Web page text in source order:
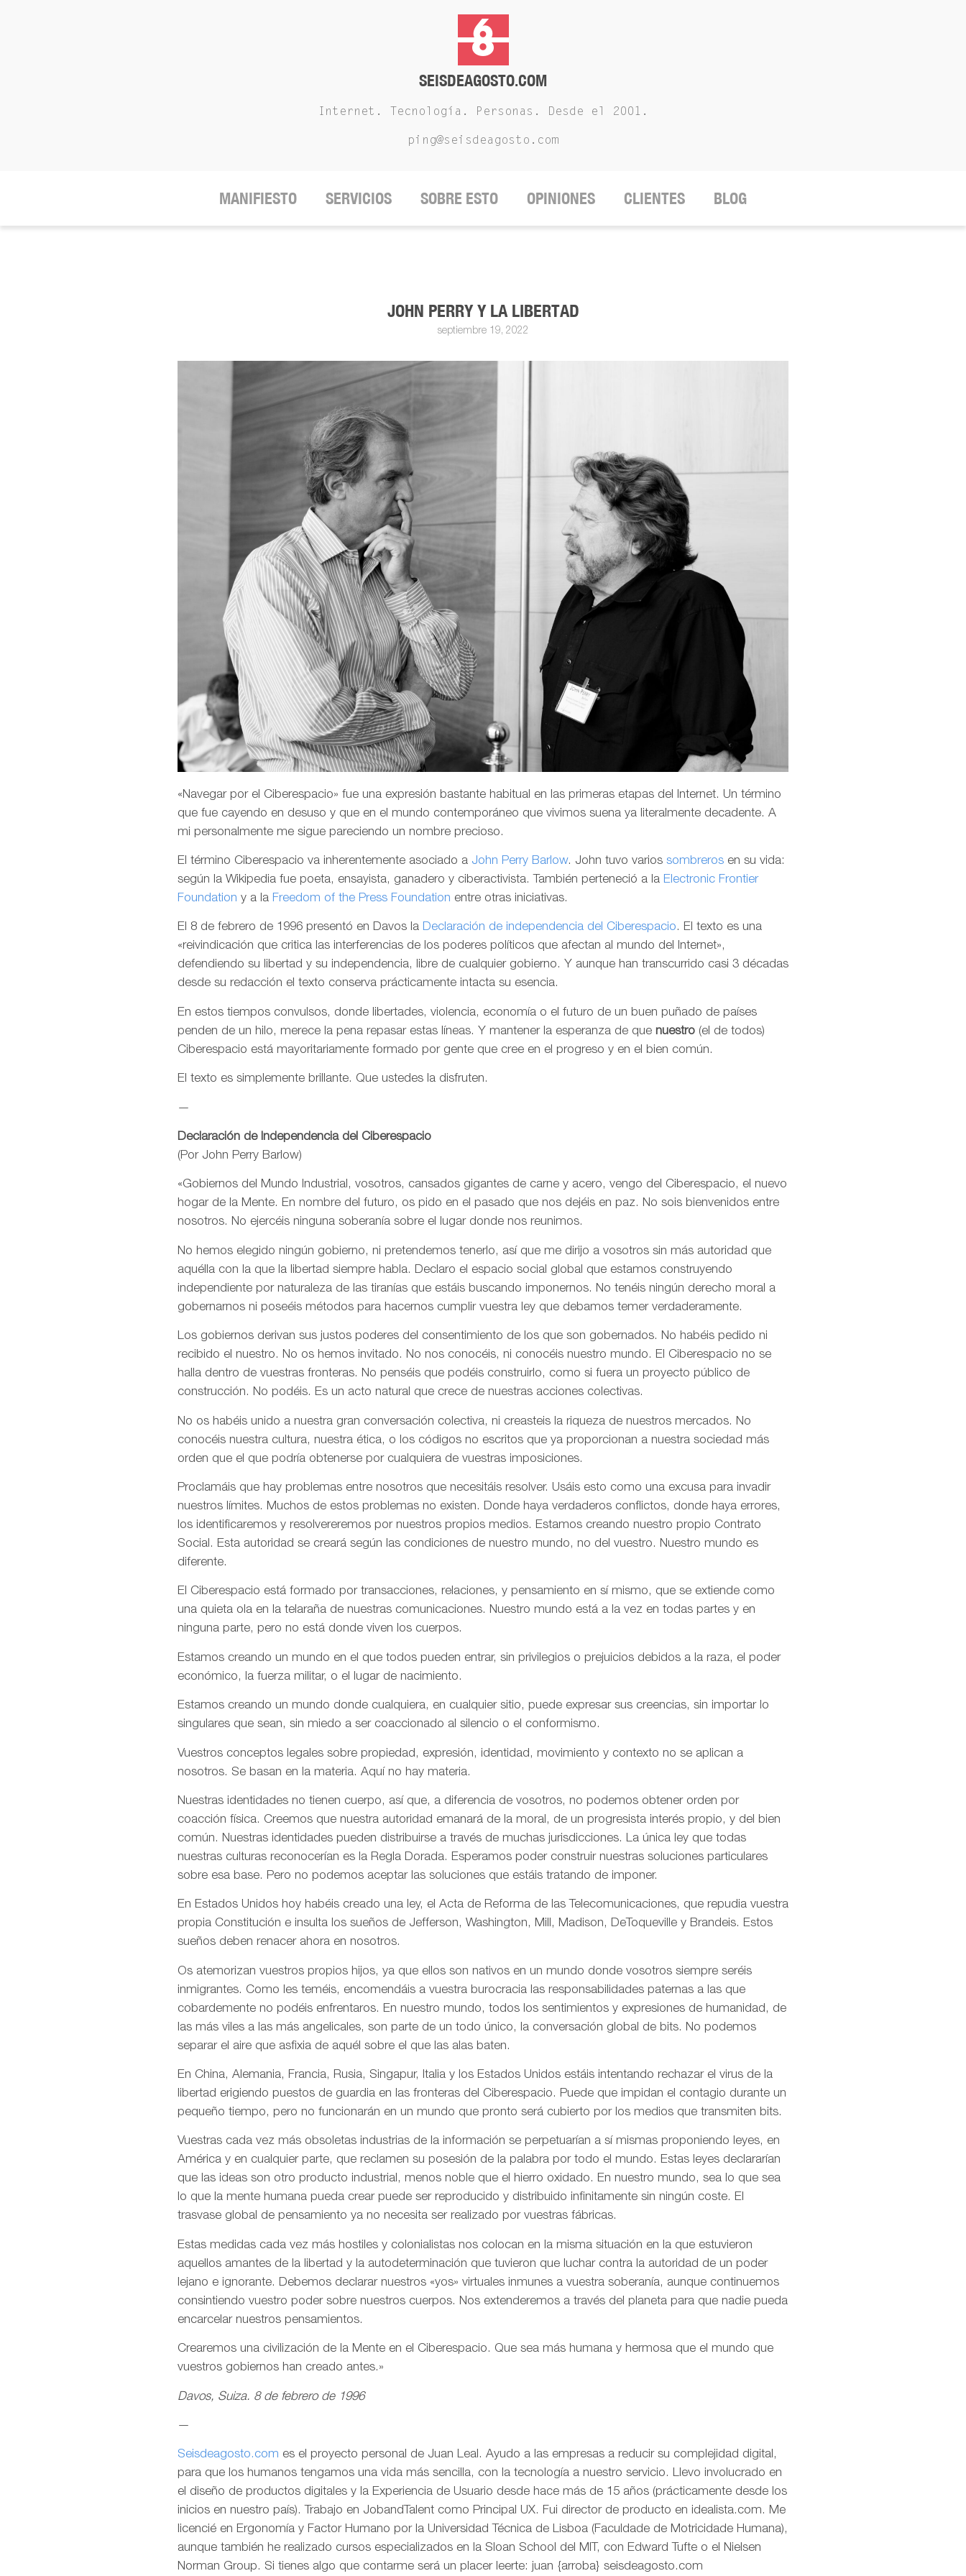
SEISDEAGOSTO.COM
Internet. Tecnología. Personas. Desde el 2001.
ping@seisdeagosto.com
MANIFIESTO SERVICIOS SOBRE ESTO OPINIONES CLIENTES BLOG
JOHN PERRY Y LA LIBERTAD
septiembre 19, 2022
«Navegar por el Ciberespacio» fue una expresión bastante habitual en las primeras etapas del Internet. Un término
que fue cayendo en desuso y que en el mundo contemporáneo que vivimos suena ya literalmente decadente. A
mi personalmente me sigue pareciendo un nombre precioso.
El término Ciberespacio va inherentemente asociado a John Perry Barlow. John tuvo varios sombreros en su vida:
según la Wikipedia fue poeta, ensayista, ganadero y ciberactivista. También perteneció a la Electronic Frontier
Foundation y a la Freedom of the Press Foundation entre otras iniciativas.
El 8 de febrero de 1996 presentó en Davos la Declaración de independencia del Ciberespacio. El texto es una
«reivindicación que critica las interferencias de los poderes políticos que afectan al mundo del Internet»,
defendiendo su libertad y su independencia, libre de cualquier gobierno. Y aunque han transcurrido casi 3 décadas
desde su redacción el texto conserva prácticamente intacta su esencia.
En estos tiempos convulsos, donde libertades, violencia, economía o el futuro de un buen puñado de países
penden de un hilo, merece la pena repasar estas líneas. Y mantener la esperanza de que nuestro (el de todos)
Ciberespacio está mayoritariamente formado por gente que cree en el progreso y en el bien común.
El texto es simplemente brillante. Que ustedes la disfruten.
—
Declaración de Independencia del Ciberespacio
(Por John Perry Barlow)
«Gobiernos del Mundo Industrial, vosotros, cansados gigantes de carne y acero, vengo del Ciberespacio, el nuevo
hogar de la Mente. En nombre del futuro, os pido en el pasado que nos dejéis en paz. No sois bienvenidos entre
nosotros. No ejercéis ninguna soberanía sobre el lugar donde nos reunimos.
No hemos elegido ningún gobierno, ni pretendemos tenerlo, así que me dirijo a vosotros sin más autoridad que
aquélla con la que la libertad siempre habla. Declaro el espacio social global que estamos construyendo
independiente por naturaleza de las tiranías que estáis buscando imponernos. No tenéis ningún derecho moral a
gobernarnos ni poseéis métodos para hacernos cumplir vuestra ley que debamos temer verdaderamente.
Los gobiernos derivan sus justos poderes del consentimiento de los que son gobernados. No habéis pedido ni
recibido el nuestro. No os hemos invitado. No nos conocéis, ni conocéis nuestro mundo. El Ciberespacio no se
halla dentro de vuestras fronteras. No penséis que podéis construirlo, como si fuera un proyecto público de
construcción. No podéis. Es un acto natural que crece de nuestras acciones colectivas.
No os habéis unido a nuestra gran conversación colectiva, ni creasteis la riqueza de nuestros mercados. No
conocéis nuestra cultura, nuestra ética, o los códigos no escritos que ya proporcionan a nuestra sociedad más
orden que el que podría obtenerse por cualquiera de vuestras imposiciones.
Proclamáis que hay problemas entre nosotros que necesitáis resolver. Usáis esto como una excusa para invadir
nuestros límites. Muchos de estos problemas no existen. Donde haya verdaderos conflictos, donde haya errores,
los identificaremos y resolvereremos por nuestros propios medios. Estamos creando nuestro propio Contrato
Social. Esta autoridad se creará según las condiciones de nuestro mundo, no del vuestro. Nuestro mundo es
diferente.
El Ciberespacio está formado por transacciones, relaciones, y pensamiento en sí mismo, que se extiende como
una quieta ola en la telaraña de nuestras comunicaciones. Nuestro mundo está a la vez en todas partes y en
ninguna parte, pero no está donde viven los cuerpos.
Estamos creando un mundo en el que todos pueden entrar, sin privilegios o prejuicios debidos a la raza, el poder
económico, la fuerza militar, o el lugar de nacimiento.
Estamos creando un mundo donde cualquiera, en cualquier sitio, puede expresar sus creencias, sin importar lo
singulares que sean, sin miedo a ser coaccionado al silencio o el conformismo.
Vuestros conceptos legales sobre propiedad, expresión, identidad, movimiento y contexto no se aplican a
nosotros. Se basan en la materia. Aquí no hay materia.
Nuestras identidades no tienen cuerpo, así que, a diferencia de vosotros, no podemos obtener orden por
coacción física. Creemos que nuestra autoridad emanará de la moral, de un progresista interés propio, y del bien
común. Nuestras identidades pueden distribuirse a través de muchas jurisdicciones. La única ley que todas
nuestras culturas reconocerían es la Regla Dorada. Esperamos poder construir nuestras soluciones particulares
sobre esa base. Pero no podemos aceptar las soluciones que estáis tratando de imponer.
En Estados Unidos hoy habéis creado una ley, el Acta de Reforma de las Telecomunicaciones, que repudia vuestra
propia Constitución e insulta los sueños de Jefferson, Washington, Mill, Madison, DeToqueville y Brandeis. Estos
sueños deben renacer ahora en nosotros.
Os atemorizan vuestros propios hijos, ya que ellos son nativos en un mundo donde vosotros siempre seréis
inmigrantes. Como les teméis, encomendáis a vuestra burocracia las responsabilidades paternas a las que
cobardemente no podéis enfrentaros. En nuestro mundo, todos los sentimientos y expresiones de humanidad, de
las más viles a las más angelicales, son parte de un todo único, la conversación global de bits. No podemos
separar el aire que asfixia de aquél sobre el que las alas baten.
En China, Alemania, Francia, Rusia, Singapur, Italia y los Estados Unidos estáis intentando rechazar el virus de la
libertad erigiendo puestos de guardia en las fronteras del Ciberespacio. Puede que impidan el contagio durante un
pequeño tiempo, pero no funcionarán en un mundo que pronto será cubierto por los medios que transmiten bits.
Vuestras cada vez más obsoletas industrias de la información se perpetuarían a sí mismas proponiendo leyes, en
América y en cualquier parte, que reclamen su posesión de la palabra por todo el mundo. Estas leyes declararían
que las ideas son otro producto industrial, menos noble que el hierro oxidado. En nuestro mundo, sea lo que sea
lo que la mente humana pueda crear puede ser reproducido y distribuido infinitamente sin ningún coste. El
trasvase global de pensamiento ya no necesita ser realizado por vuestras fábricas.
Estas medidas cada vez más hostiles y colonialistas nos colocan en la misma situación en la que estuvieron
aquellos amantes de la libertad y la autodeterminación que tuvieron que luchar contra la autoridad de un poder
lejano e ignorante. Debemos declarar nuestros «yos» virtuales inmunes a vuestra soberanía, aunque continuemos
consintiendo vuestro poder sobre nuestros cuerpos. Nos extenderemos a través del planeta para que nadie pueda
encarcelar nuestros pensamientos.
Crearemos una civilización de la Mente en el Ciberespacio. Que sea más humana y hermosa que el mundo que
vuestros gobiernos han creado antes.»
Davos, Suiza. 8 de febrero de 1996
—
Seisdeagosto.com es el proyecto personal de Juan Leal. Ayudo a las empresas a reducir su complejidad digital,
para que los humanos tengamos una vida más sencilla, con la tecnología a nuestro servicio. Llevo involucrado en
el diseño de productos digitales y la Experiencia de Usuario desde hace más de 15 años (prácticamente desde los
inicios en nuestro país). Trabajo en JobandTalent como Principal UX. Fui director de producto en idealista.com. Me
licencié en Ergonomía y Factor Humano por la Universidad Técnica de Lisboa (Faculdade de Motricidade Humana),
aunque también he realizado cursos especializados en la Sloan School del MIT, con Edward Tufte o el Nielsen
Norman Group. Si tienes algo que contarme será un placer leerte: juan {arroba} seisdeagosto.com